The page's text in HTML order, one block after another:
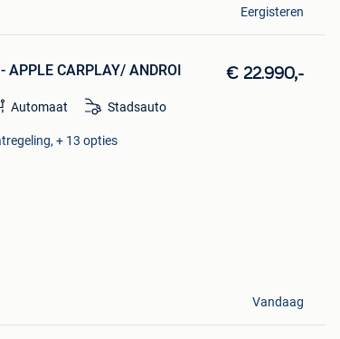
Eergisteren
APPLE CARPLAY/ ANDROI € 22.990,-
Automaat Stadsauto
+ 13 opties
Vandaag